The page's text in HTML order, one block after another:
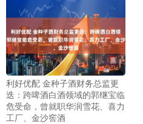
利好优配 金种子酒财务总监更
迭：跨啤酒白酒领域的郭继宝临
危受命，曾就职华润雪花、喜力
工厂、金沙窖酒